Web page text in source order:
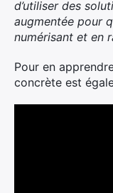
d’utiliser des
augmentée pour
numérisant et en
Pour en
concrète est